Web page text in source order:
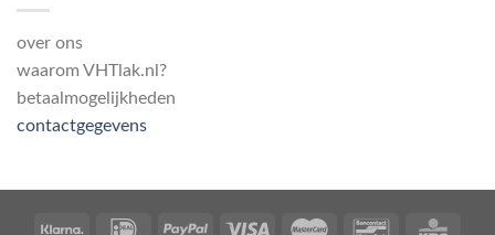
over ons
waarom VHTlak.nl?
betaalmogelijkheden
contactgegevens